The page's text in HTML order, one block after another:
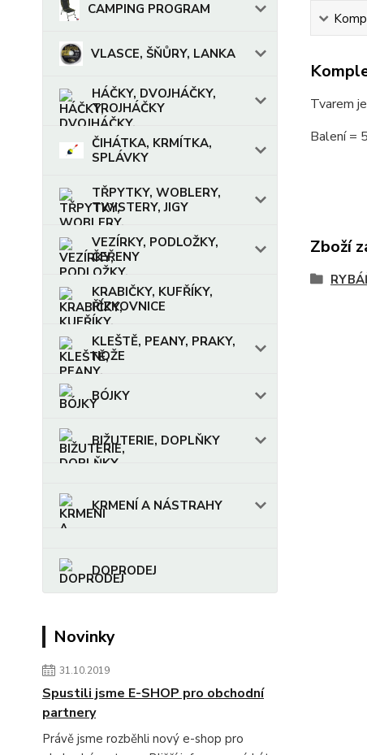
CAMPING PROGRAM
VLASCE, ŠŇŮRY, LANKA
HÁČKY, DVOJHÁČKY,
TROJHÁČKY
ČIHÁTKA, KRMÍTKA,
SPLÁVKY
TŘPYTKY, WOBLERY,
TWISTERY, JIGY
VEZÍRKY, PODLOŽKY,
ČEŘENY
KRABIČKY, KUFŘÍKY,
ŘÍZKOVNICE
KLEŠTĚ, PEANY, PRAKY,
NOŽE
BÓJKY
BIŽUTERIE, DOPLŇKY
KRMENÍ A NÁSTRAHY
DOPRODEJ
Novinky
31.10.2019
Spustili jsme E-SHOP pro obchodní
partnery
Právě jsme rozběhli nový e-shop pro
Tvarem
Balení =
Zboží